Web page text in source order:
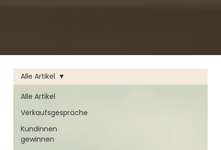
Alle Artikel
Verkaufsgespräche
Kundinnen
gewinnen
Alle Artikel